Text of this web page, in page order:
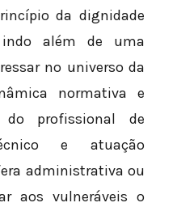
da dignidade
além de uma
no universo da
normativa e
do profissional de
e atuação
administrativa ou
aos vulneráveis o